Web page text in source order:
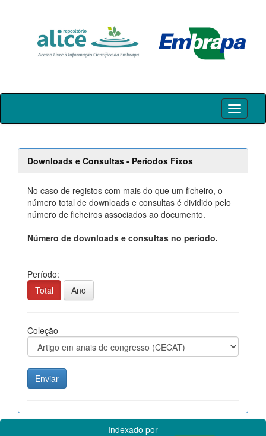
Skip
Downloads e Consultas - Períodos Fixos
No caso de registos com mais do que um ficheiro, o
número total de downloads e consultas é dividido pelo
número de ficheiros associados ao documento.
Número de downloads e consultas no período.
Período:
Total
Ano
Coleção
Indexado por